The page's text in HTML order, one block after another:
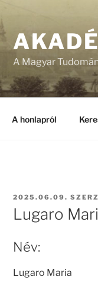
A Magyar
A honlapról
BEKÜLDVE:
2025.06.09.
Lugaro
Név:
Lugaro Maria